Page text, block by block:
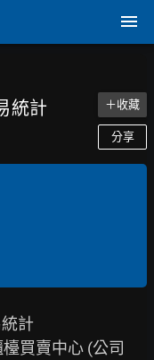
統計 ＋收藏
分享
計
買賣中心 (公司